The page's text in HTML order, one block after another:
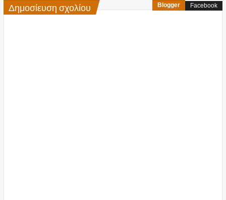
Δημοσίευση σχολίου Blogger Facebook